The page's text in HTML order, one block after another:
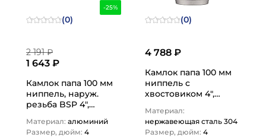
-25%
(0)
2 191 ₽
1 643 ₽
Камлок папа 100 мм
ниппель, наруж.
резьба BSP 4",
Материал: алюминий
Размер, дюйм: 4
(0)
4 788 ₽
Камлок папа 100 мм
ниппель с
хвостовиком 4",
TITAN LOCK
Материал:
нержавеющая сталь 304
Размер, дюйм: 4